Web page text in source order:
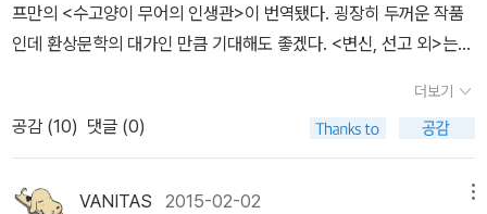
프만의 <수고양이 무어의 인생관>이 번역됐다. 굉장히 두꺼운 작품
인데 환상문학의 대가인 만큼 기대해도 좋겠다. <변신, 선고 외>는
러시아의 작가이자 정치인인 에두아르드 리모노프의 삶을 추적한 전
기라고 한다. 작가는 프랑스 작가 엠마뉘엘 카레르. 2011년과 2012
년 각종문학상을 휩쓴 소설이기도 하다. 소련과 러시아 사회를 이해
더보기
공감 (10) 댓글 (0)
VANITAS 2015-02-02